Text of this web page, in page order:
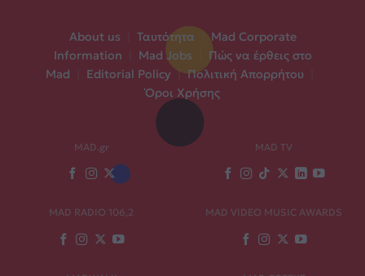
About us Ταυτότητα
Mad Corporate
Information
Mad Jobs
Πώς να έρθεις στο
Mad
Editorial Policy | Πολιτική Απορρήτου
Όροι Χρήσης
MAD.gr MAD TV
MAD RADIO 106,2 MAD VIDEO MUSIC AWARDS